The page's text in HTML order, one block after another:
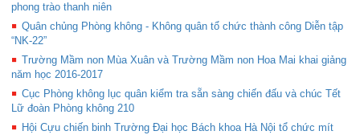
phong trào thanh niên
Quân chủng Phòng không - Không quân tổ chức thành công Diễn tập
“NK-22”
Trường Mầm non Mùa Xuân và Trường Mầm non Hoa Mai khai giảng
năm học 2016-2017
Cục Phòng không lục quân kiểm tra sẵn sàng chiến đấu và chúc Tết
Lữ đoàn Phòng không 210
Hội Cựu chiến binh Trường Đại học Bách khoa Hà Nội tổ chức mít